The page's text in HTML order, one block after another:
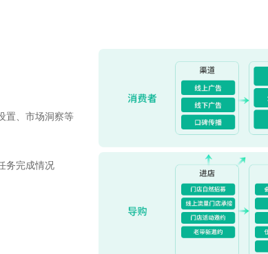
置、市场洞察等
务完成情况